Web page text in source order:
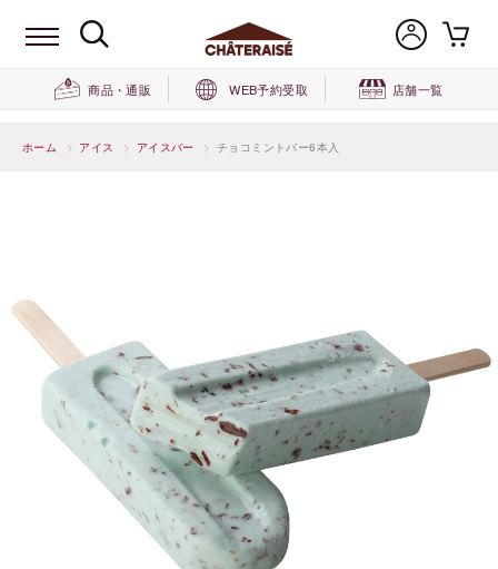
商品・通販 WEB予約受取 店舗一覧
ホーム > アイス > アイスバー > チョコミントバー6本入